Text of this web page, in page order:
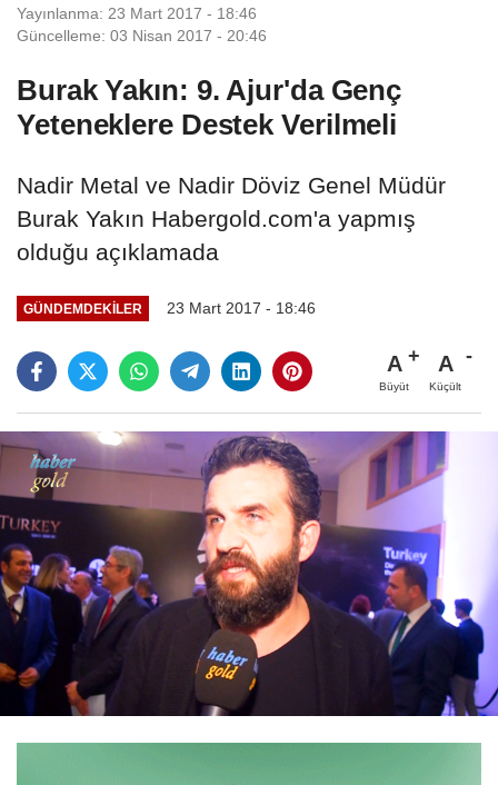
Yayınlanma: 23 Mart 2017 - 18:46
Güncelleme: 03 Nisan 2017 - 20:46
Burak Yakın: 9. Ajur'da Genç
Yeteneklere Destek Verilmeli
Nadir Metal ve Nadir Döviz Genel Müdür
Burak Yakın Habergold.com'a yapmış
olduğu açıklamada
GÜNDEMDEKILER 23 Mart 2017 - 18:46
A
Büyüt
A
Küçült